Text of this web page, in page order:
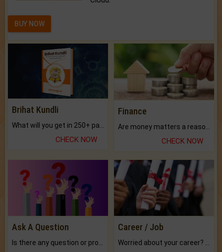
BUY NOW
Brihat Kundli
CHECK NOW
Finance
CHECK NOW
Ask A Question Career / Job